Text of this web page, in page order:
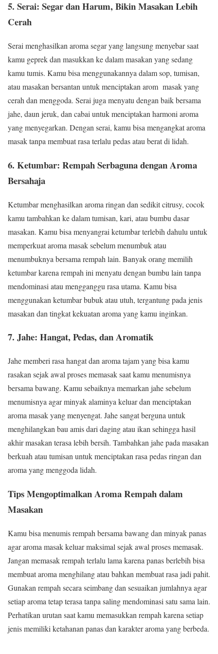
5. Serai: Segar dan Harum, Bikin Masakan Lebih
Cerah
Serai menghasilkan aroma segar yang langsung menyebar saat
kamu geprek dan masukkan ke dalam masakan yang sedang
kamu tumis. Kamu bisa menggunakannya dalam sop, tumisan,
atau masakan bersantan untuk menciptakan arom masak yang
cerah dan menggoda. Serai juga menyatu dengan baik bersama
jahe, daun jeruk, dan cabai untuk menciptakan harmoni aroma
yang menyegarkan. Dengan serai, kamu bisa mengangkat aroma
masak tanpa membuat rasa terlalu pedas atau berat di lidah.
6. Ketumbar: Rempah Serbaguna dengan Aroma
Bersahaja
Ketumbar menghasilkan aroma ringan dan sedikit citrusy, cocok
kamu tambahkan ke dalam tumisan, kari, atau bumbu dasar
masakan. Kamu bisa menyangrai ketumbar terlebih dahulu untuk
memperkuat aroma masak sebelum menumbuk atau
menumbuknya bersama rempah lain. Banyak orang memilih
ketumbar karena rempah ini menyatu dengan bumbu lain tanpa
mendominasi atau mengganggu rasa utama. Kamu bisa
menggunakan ketumbar bubuk atau utuh, tergantung pada jenis
masakan dan tingkat kekuatan aroma yang kamu inginkan.
7. Jahe: Hangat, Pedas, dan Aromatik
Jahe memberi rasa hangat dan aroma tajam yang bisa kamu
rasakan sejak awal proses memasak saat kamu menumisnya
bersama bawang. Kamu sebaiknya memarkan jahe sebelum
menumisnya agar minyak alaminya keluar dan menciptakan
aroma masak yang menyengat. Jahe sangat berguna untuk
menghilangkan bau amis dari daging atau ikan sehingga hasil
akhir masakan terasa lebih bersih. Tambahkan jahe pada masakan
berkuah atau tumisan untuk menciptakan rasa pedas ringan dan
aroma yang menggoda lidah.
Tips Mengoptimalkan Aroma Rempah dalam
Masakan
Kamu bisa menumis rempah bersama bawang dan minyak panas
agar aroma masak keluar maksimal sejak awal proses memasak.
Jangan memasak rempah terlalu lama karena panas berlebih bisa
membuat aroma menghilang atau bahkan membuat rasa jadi pahit.
Gunakan rempah secara seimbang dan sesuaikan jumlahnya agar
setiap aroma tetap terasa tanpa saling mendominasi satu sama lain.
Perhatikan urutan saat kamu memasukkan rempah karena setiap
jenis memiliki ketahanan panas dan karakter aroma yang berbeda.